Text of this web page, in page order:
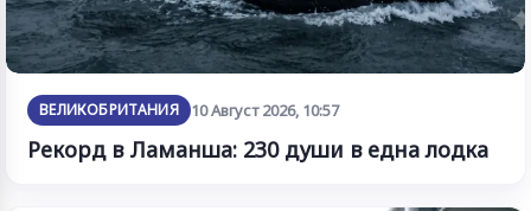
ВЕЛИКОБРИТАНИЯ 10 Август 2026, 10:57
Рекорд в Ламанша: 230 души в една лодка